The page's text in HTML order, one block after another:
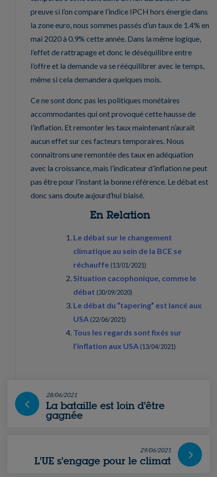
preuve si l’on compare l’indice IPCH hors énergie dans
la zone euro, nous sommes passés d’un taux de 1.4% en
mai 2020 à 0.9% cette année. Dans la même logique,
l’effet de rattrapage et donc le déséquilibre entre
l’offre et la demande va se rééquilibrer avec le temps,
même si cela demandera quelques mois.
Ce ne sont donc pas les politiques monétaires
accommodantes qui ont provoqué cette hausse de
l’inflation. Et remonter les taux maintenant n’aurait
aucun effet sur ces facteurs temporaires. Nous
connaitrons une remontée des taux en adéquation
avec la croissance, mais l’indicateur d’inflation ne peut
pas être pour l’instant la bonne référence. Le débat est
donc sans doute aujourd’hui biaisé.
En Relation
Le débat sur le changement
climatique au sein de la BCE se
réchauffe (13/01/2021)
Situation cacophonique, comme le
débat (30/09/2020)
Le débat du “tapering” est lancé aux
USA (22/06/2021)
Tous les regards sont fixés sur
l’inflation aux USA (13/04/2021)
28/06/2021
La bataille est loin d'être
gagnée
29/06/2021
L'UE s'engage pour le climat